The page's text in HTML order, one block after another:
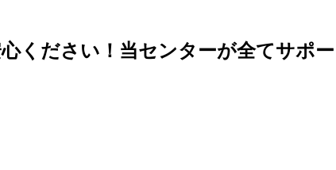
ください！当センターが全てサポー